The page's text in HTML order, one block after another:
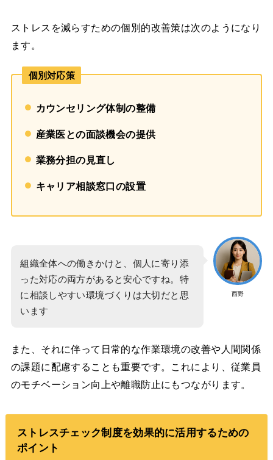
ストレスを減らすための個別的改善策は次のようになり
ます。
個別対応策
カウンセリング体制の整備
産業医との面談機会の提供
業務分担の見直し
キャリア相談窓口の設置
西野
組織全体への働きかけと、個人に寄り添
った対応の両方があると安心ですね。特
に相談しやすい環境づくりは大切だと思
います
また、それに伴って日常的な作業環境の改善や人間関係
の課題に配慮することも重要です。これにより、従業員
のモチベーション向上や離職防止にもつながります。
ストレスチェック制度を効果的に活用するための
ポイント